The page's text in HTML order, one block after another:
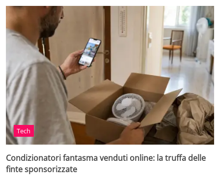
Tech
Condizionatori fantasma venduti online: la truffa delle
finte sponsorizzate